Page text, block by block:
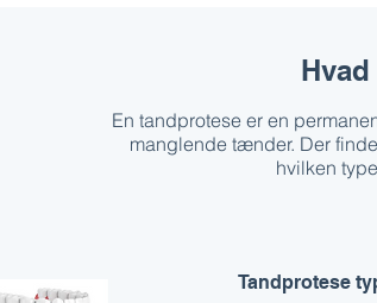
En tandprotese er en
manglende tænder. Der
hvilken
Tandprotese